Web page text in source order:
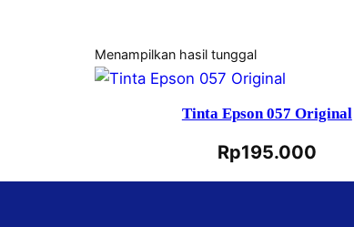
Menampilkan hasil tunggal
Tinta Epson 057 Original
Rp195.000